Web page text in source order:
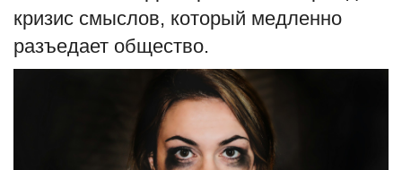
кризис смыслов, который медленно
разъедает общество.